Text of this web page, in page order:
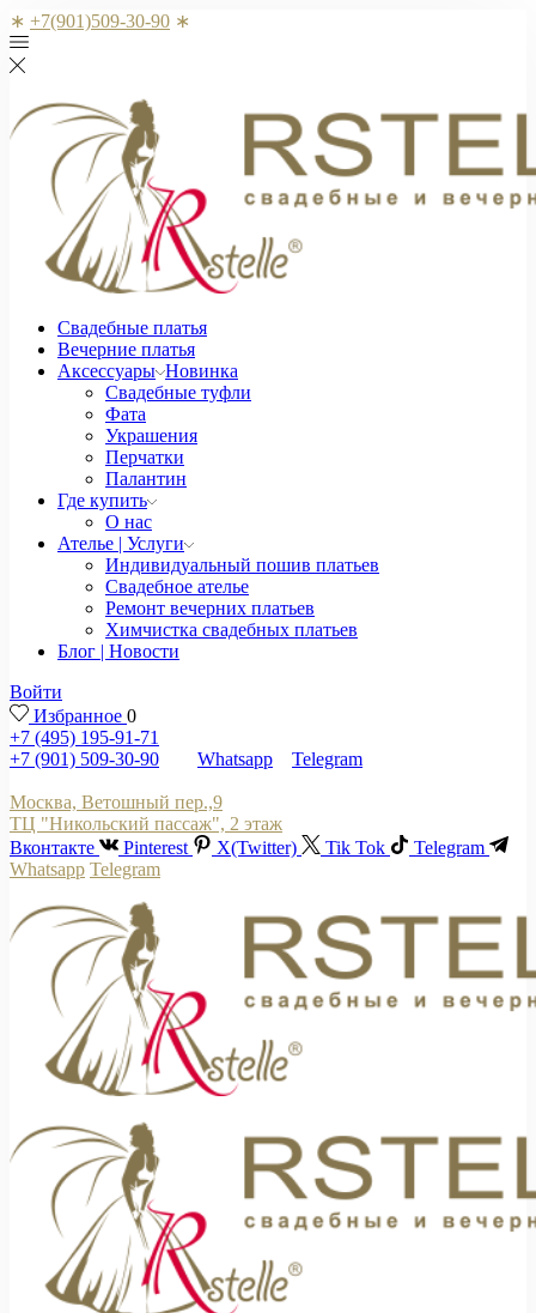
∗ +7(901)509-30-90 ∗
Свадебные платья
Вечерние платья
Аксессуары Новинка
Свадебные туфли
Фата
Украшения
Перчатки
Палантин
Где купить
О нас
Ателье | Услуги
Индивидуальный пошив платьев
Свадебное ателье
Ремонт вечерних платьев
Химчистка свадебных платьев
Блог | Новости
Войти
Избранное 0
+7 (495) 195-91-71
+7 (901) 509-30-90
Whatsapp Telegram
Москва, Ветошный пер.,9
ТЦ "Никольский пассаж", 2 этаж
Вконтакте
Pinterest X(Twitter) Tik Tok
Telegram
Whatsapp Telegram